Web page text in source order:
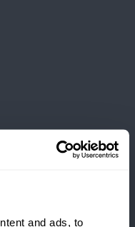
and ads, to